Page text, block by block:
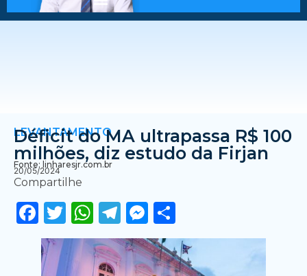
LEVANTAMENTO
Déficit do MA ultrapassa R$ 100
milhões, diz estudo da Firjan
Fonte: linharesjr.com.br
20/05/2024
Compartilhe
Facebook
Twitter
WhatsApp
Telegram
Messenger